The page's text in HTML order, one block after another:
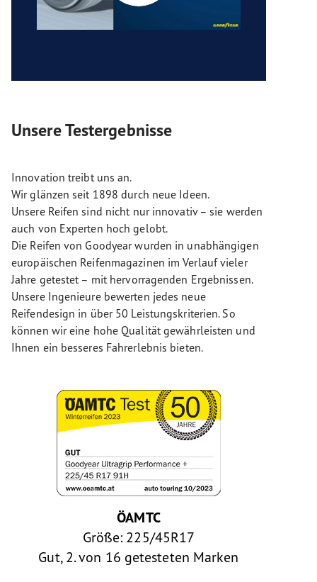
Unsere Testergebnisse
Innovation treibt uns an.
Wir glänzen seit 1898 durch neue Ideen.
Unsere Reifen sind nicht nur innovativ – sie werden
auch von Experten hoch gelobt.
Die Reifen von Goodyear wurden in unabhängigen
europäischen Reifenmagazinen im Verlauf vieler
Jahre getestet – mit hervorragenden Ergebnissen.
Unsere Ingenieure bewerten jedes neue
Reifendesign in über 50 Leistungskriterien. So
können wir eine hohe Qualität gewährleisten und
Ihnen ein besseres Fahrerlebnis bieten.
ÖAMTC
Größe: 225/45R17
Gut, 2. von 16 getesteten Marken